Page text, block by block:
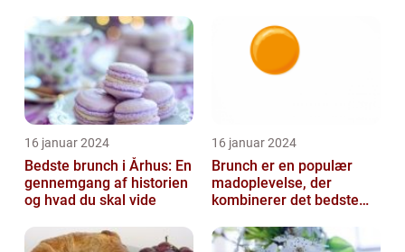
16 januar 2024
Bedste brunch i Århus: En
gennemgang af historien
og hvad du skal vide
16 januar 2024
Brunch er en populær
madoplevelse, der
kombinerer det bedste
frokost